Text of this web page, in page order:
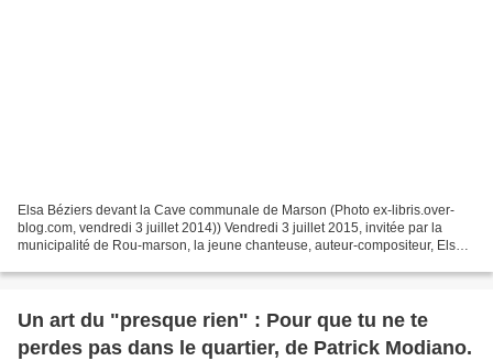
Elsa Béziers devant la Cave communale de Marson (Photo ex-libris.over-
blog.com, vendredi 3 juillet 2014)) Vendredi 3 juillet 2015, invitée par la
municipalité de Rou-marson, la jeune chanteuse, auteur-compositeur, Elsa
Un art du "presque rien" : Pour que tu ne te
perdes pas dans le quartier, de Patrick Modiano.